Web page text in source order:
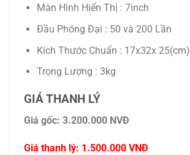
Màn Hình Hiển Thị : 7inch
Đầu Phóng Đại : 50 và 200 Lần
Kích Thước Chuẩn : 17x32x 25(cm)
Trọng Lượng : 3kg
GIÁ THANH LÝ
Giá gốc: 3.200.000 NVĐ
Giá thanh lý: 1.500.000 VNĐ